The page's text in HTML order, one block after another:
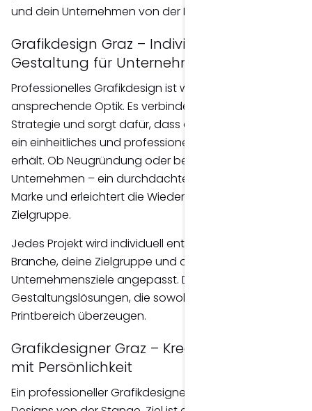
und dein Unternehmen von der Konkurrenz abhebt.
Grafikdesign Graz – Individuelle
Gestaltung für Unternehmen
Professionelles Grafikdesign ist weit mehr als eine
ansprechende Optik. Es verbindet Kreativität mit
Strategie und sorgt dafür, dass dein Unternehmen
ein einheitliches und professionelles Erscheinungsbild
erhält. Ob Neugründung oder bestehendes
Unternehmen – ein durchdachtes Design stärkt deine
Marke und erleichtert die Wiedererkennung bei deiner
Zielgruppe.
Jedes Projekt wird individuell entwickelt und an deine
Branche, deine Zielgruppe und deine
Unternehmensziele angepasst. Dadurch entstehen
Gestaltungslösungen, die sowohl online als auch im
Printbereich überzeugen.
Grafikdesigner Graz – Kreative Lösungen
mit Persönlichkeit
Ein professioneller Grafikdesigner entwickelt keine